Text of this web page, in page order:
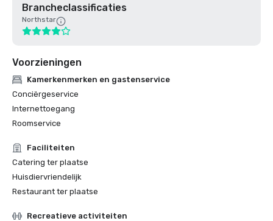
Brancheclassificaties
Northstar
Voorzieningen
Kamerkenmerken en gastenservice
Conciërgeservice
Internettoegang
Roomservice
Faciliteiten
Catering ter plaatse
Huisdiervriendelijk
Restaurant ter plaatse
Recreatieve activiteiten